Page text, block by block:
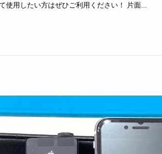
使用したい方はぜひご利用ください！ 片面...